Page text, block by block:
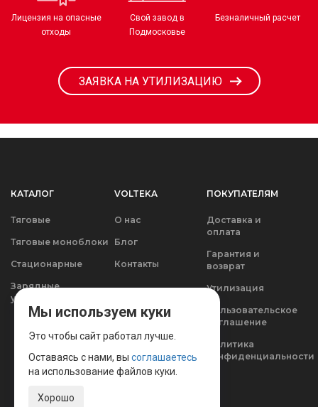
Лицензия на опасные
отходы
Свой завод в
Подмосковье
Безналичный расчет
ЗАЯВКА НА УТИЛИЗАЦИЮ
КАТАЛОГ
Тяговые
Тяговые моноблоки
Стационарные
Зарядные
устройства
VOLTEKA
О нас
Блог
Контакты
ПОКУПАТЕЛЯМ
Доставка и
оплата
Гарантия и
возврат
Утилизация
Пользовательское
соглашение
Политика
конфиденциальности
Мы используем куки
Это чтобы сайт работал лучше.
Оставаясь с нами, вы соглашаетесь
на использование файлов куки.
Хорошо